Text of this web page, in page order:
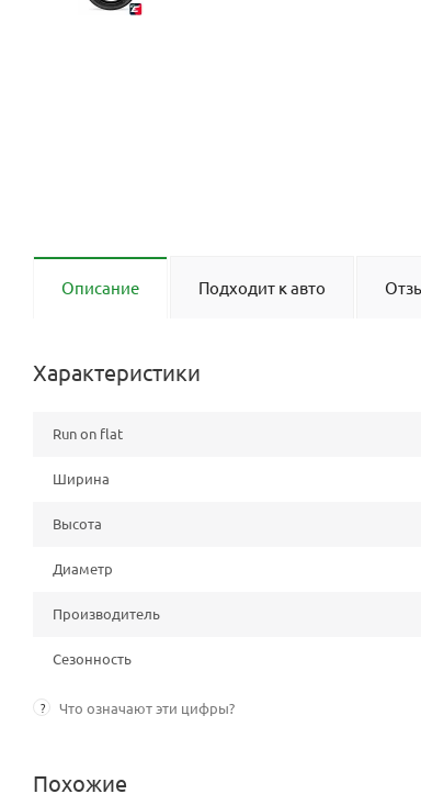
Описание Подходит к авто
Характеристики
Run on flat
Ширина
Высота
Диаметр
Производитель
Сезонность
? Что означают эти цифры?
Похожие